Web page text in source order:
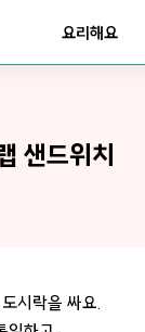
요리해요
샌드위치
시락을 싸요.